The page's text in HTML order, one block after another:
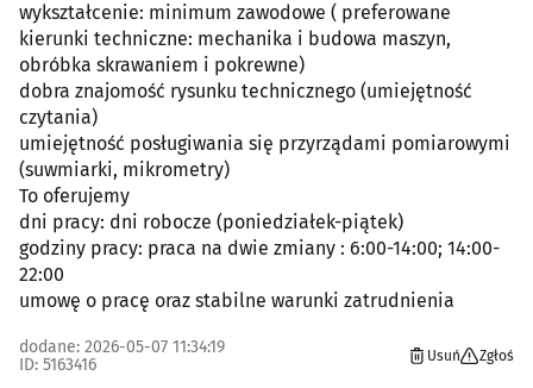
wykształcenie: minimum zawodowe ( preferowane
kierunki techniczne: mechanika i budowa maszyn,
obróbka skrawaniem i pokrewne)
dobra znajomość rysunku technicznego (umiejętność
czytania)
umiejętność posługiwania się przyrządami pomiarowymi
(suwmiarki, mikrometry)
To oferujemy
dni pracy: dni robocze (poniedziałek-piątek)
godziny pracy: praca na dwie zmiany : 6:00-14:00; 14:00-
22:00
umowę o pracę oraz stabilne warunki zatrudnienia
dodane: 2026-05-07 11:34:19
ID: 5163416
Usuń Zgłoś